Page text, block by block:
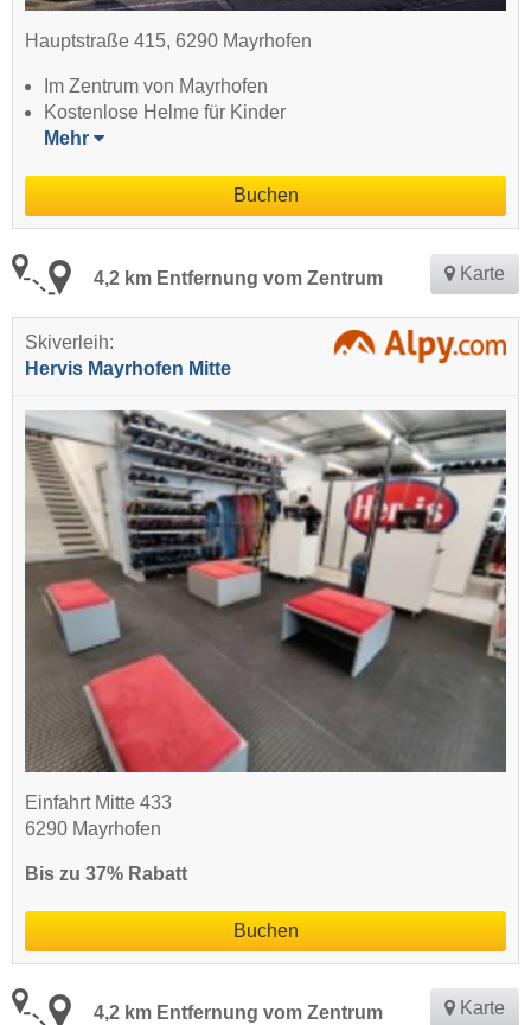
Hauptstraße 415, 6290 Mayrhofen
Im Zentrum von Mayrhofen
Kostenlose Helme für Kinder
Mehr
Buchen
4,2 km Entfernung vom Zentrum Karte
Skiverleih:
Hervis Mayrhofen Mitte
Einfahrt Mitte 433
6290 Mayrhofen
Bis zu 37% Rabatt
Buchen
4,2 km Entfernung vom Zentrum Karte